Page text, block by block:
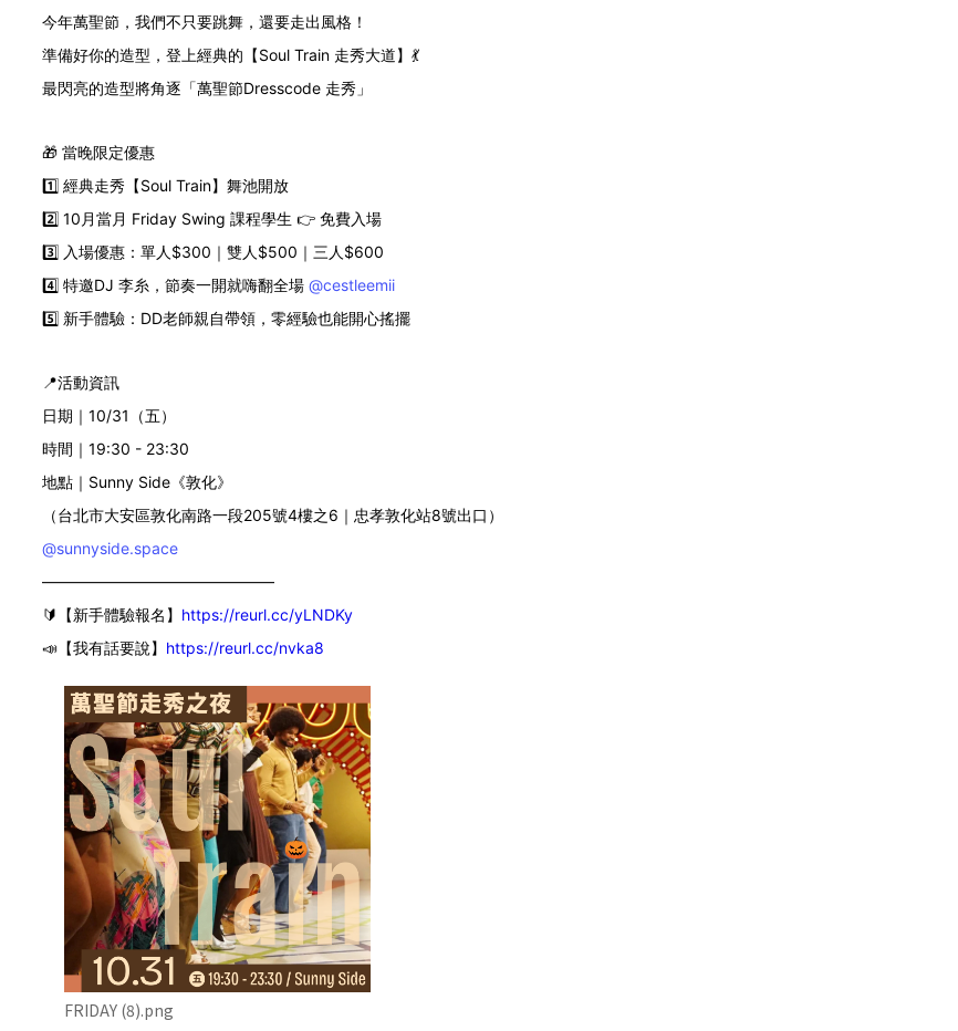
今年萬聖節，我們不只要跳舞，還要走出風格！
準備好你的造型，登上經典的【Soul Train 走秀大道】💃
最閃亮的造型將角逐「萬聖節Dresscode 走秀」
🎁 當晚限定優惠
1️⃣ 經典走秀【Soul Train】舞池開放
2️⃣ 10月當月 Friday Swing 課程學生 👉 免費入場
3️⃣ 入場優惠：單人$300｜雙人$500｜三人$600
4️⃣ 特邀DJ 李糸，節奏一開就嗨翻全場 @cestleemii
5️⃣ 新手體驗：DD老師親自帶領，零經驗也能開心搖擺
📍活動資訊
日期｜10/31（五）
時間｜19:30 - 23:30
地點｜Sunny Side《敦化》
（台北市大安區敦化南路一段205號4樓之6｜忠孝敦化站8號出口）
@sunnyside.space
———————————————
🔰【新手體驗報名】 https://reurl.cc/yLNDKy
📣【我有話要說】 https://reurl.cc/nvka8
FRIDAY (8).png